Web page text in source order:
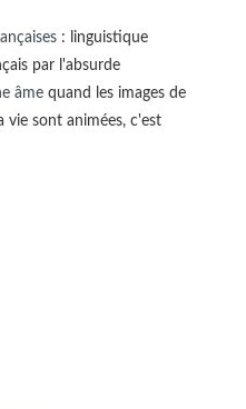
: linguistique
par l'absurde
âmequand les images de
vie sont animées, c'est